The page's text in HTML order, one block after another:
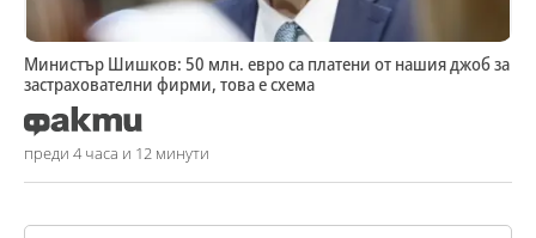
Министър Шишков: 50 млн. евро са платени от нашия джоб за
застрахователни фирми, това е схема
преди 4 часа и 12 минути